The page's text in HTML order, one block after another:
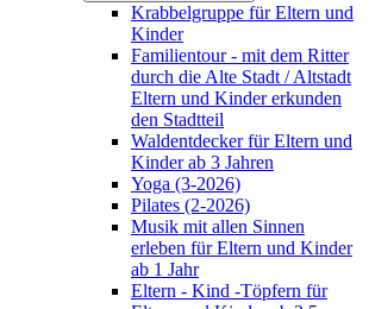
Krabbelgruppe für Eltern und
Kinder
Familientour - mit dem Ritter
durch die Alte Stadt / Altstadt
Eltern und Kinder erkunden
den Stadtteil
Waldentdecker für Eltern und
Kinder ab 3 Jahren
Yoga (3-2026)
Pilates (2-2026)
Musik mit allen Sinnen
erleben für Eltern und Kinder
ab 1 Jahr
Eltern - Kind -Töpfern für